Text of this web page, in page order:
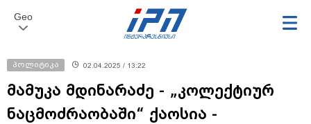
Geo
პოლიტიკა 02.04.2025 / 13:22
მამუკა მდინარაძე - „კოლექტიურ
ნაცმოძრაობაში“ ქაოსია -